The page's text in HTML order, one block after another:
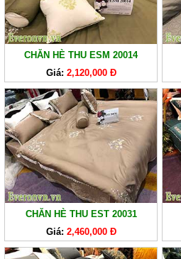
CHĂN HÈ THU ESM 20014
Giá: 2,120,000 Đ
CHĂN HÈ THU EST 20031
Giá: 2,460,000 Đ